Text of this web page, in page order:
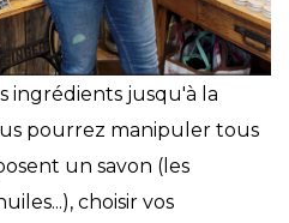
ingrédients jusqu'à la
pourrez manipuler tous
un savon (les
choisir vos